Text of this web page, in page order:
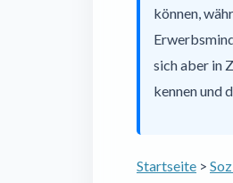
können,
sich aber in
kennen und
Startseite >